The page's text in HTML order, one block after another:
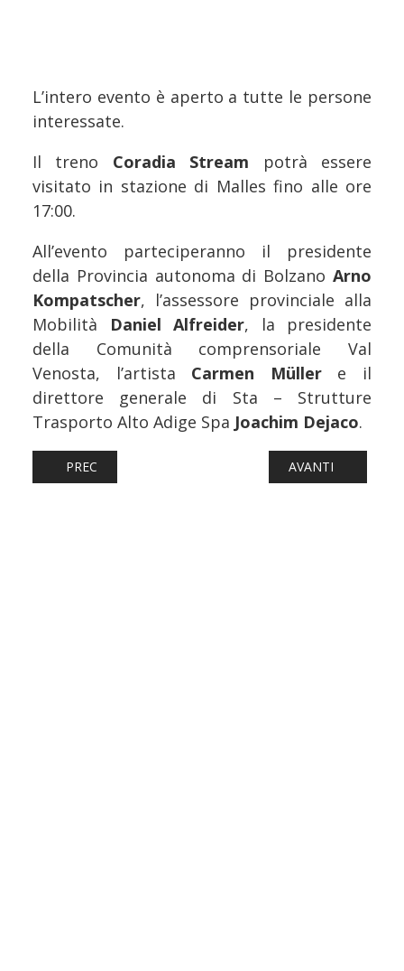
L’intero evento è aperto a tutte le persone
interessate.
Il treno Coradia Stream potrà essere
visitato in stazione di Malles fino alle ore
17:00.
All’evento parteciperanno il presidente
della Provincia autonoma di Bolzano Arno
Kompatscher, l’assessore provinciale alla
Mobilità
Daniel Alfreider, la presidente
della Comunità comprensoriale Val
Venosta, l’artista Carmen Müller e il
direttore generale di Sta – Strutture
Trasporto Alto Adige Spa Joachim Dejaco.
ARTICOLO PRECEDENTE: FERROVIE: NUOVA ERA PER
PREC ARTICOLO
AVANTI